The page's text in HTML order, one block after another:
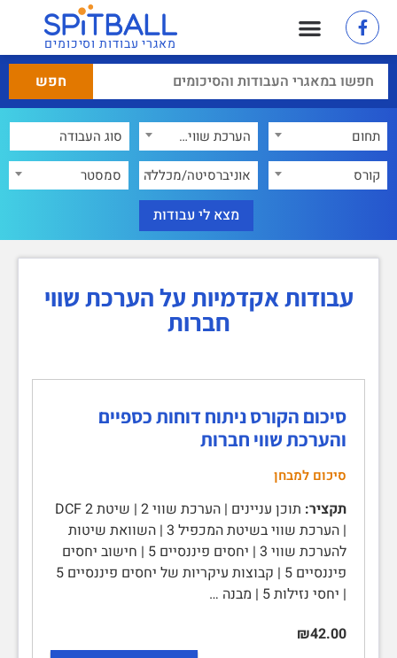
מאגרי עבודות וסיכומים
תחום
הערכת שווי חברות
קורס
אוניברסיטה/מכללה סמסטר
עבודות אקדמיות על הערכת שווי
חברות
סיכום הקורס ניתוח דוחות כספיים
והערכת שווי חברות
סיכום למבחן
תקציר:
תוכן עניינים | הערכת שווי 2 | שיטת DCF 2
| הערכת שווי בשיטת המכפיל 3 | השוואת שיטות
להערכת שווי 3 | יחסים פיננסיים 5 | חישוב יחסים
פיננסיים 5 | קבוצות עיקריות של יחסים פיננסיים 5
| יחסי נזילות 5 | מבנה …
₪42.00